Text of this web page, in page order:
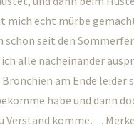
mich echt mürbe
schon seit den
alle nacheinander
am Ende leider
habe und dann
Verstand komme….